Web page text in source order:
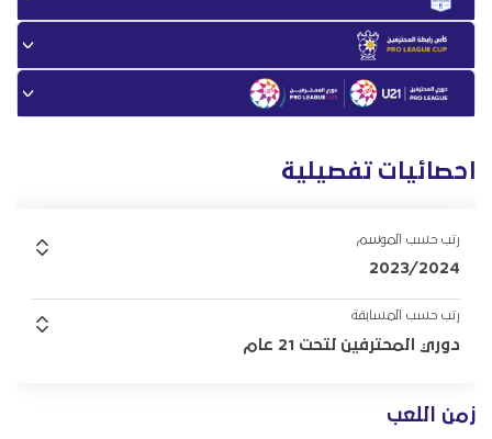
زمن اللعب
احصائيات تفصيلية
رتب حسب الموسم
2023/2024
رتب حسب المسابقة
دوري المحترفين لتحت 21 عام